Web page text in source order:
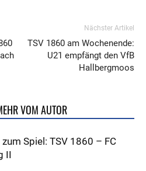
Nächster Artikel
TSV 1860 am Wochenende:
U21 empfängt den VfB
Hallbergmoos
VOM AUTOR
Spiel: TSV 1860 – FC
II